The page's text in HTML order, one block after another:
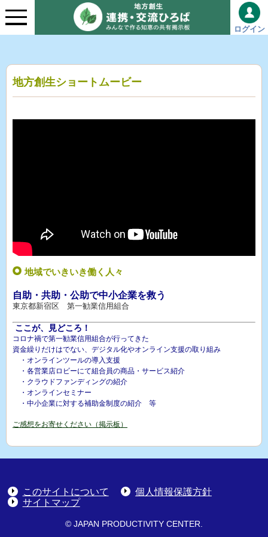
ログイン
地方創生ショートムービー
地域でいきいき働く人々
自助・共助・公助で中小企業を救う
東京都新宿区 第一勧業信用組合
ここが、見どころ！
コロナ禍で第一勧業信用組合が行ってきた
資金繰りだけはでない、デジタル化やオンライン支援の取り組み
・オンラインツールの導入支援
・各営業店ロビーにて組合員の商品・サービス紹介
・クラウドファンディングの紹介
・オンラインセミナー
・中小企業に対する補助金制度の紹介 等
ご感想をお寄せください（掲示板）
このサイトについて
個人情報保護方針
サイトマップ
© JAPAN PRODUCTIVITY CENTER.